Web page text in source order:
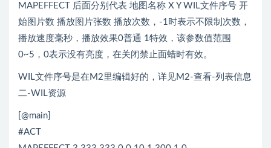
MAPEFFECT 后面分别代表 地图名称 X Y WIL文件序号 开
始图片数 播放图片张数 播放次数，-1时表示不限制次数，
播放速度毫秒，播放效果0普通 1特效，该参数值范围
0~5，0表示没有亮度，在关闭禁止面蜡时有效。
WIL文件序号是在M2里编辑好的，详见M2-查看-列表信息
二-WIL资源
[@main]
#ACT